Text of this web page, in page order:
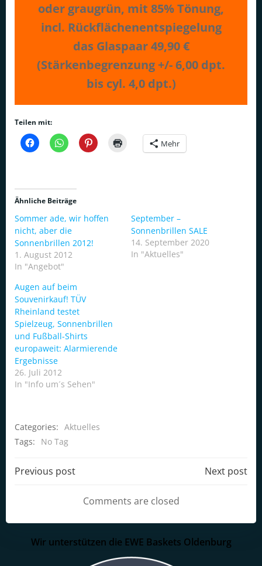
oder graugrün, mit 85% Tönung,
incl. Rückflächenentspiegelung
das Glaspaar 49,90 €
(Stärkenbegrenzung +/- 6,00 dpt.
bis cyl. 4,0 dpt.)
Teilen mit:
Mehr
Ähnliche Beiträge
Sommer ade, wir hoffen
nicht, aber die
Sonnenbrillen 2012!
1. August 2012
In "Angebot"
September –
Sonnenbrillen SALE
14. September 2020
In "Aktuelles"
Augen auf beim
Souvenirkauf! TÜV
Rheinland testet
Spielzeug, Sonnenbrillen
und Fußball-Shirts
europaweit: Alarmierende
Ergebnisse
26. Juli 2012
In "Info um´s Sehen"
Categories: Aktuelles
Tags:
No Tag
Post
navigation
Previous post
navigation
Next post
Comments are closed
Wir unterstützen die EWE Baskets Oldenburg